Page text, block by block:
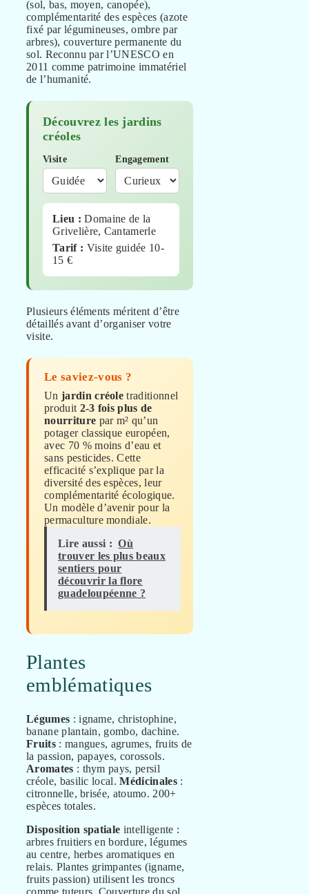
(sol, bas, moyen, canopée),
complémentarité des espèces (azote
fixé par légumineuses, ombre par
arbres), couverture permanente du
sol. Reconnu par l’UNESCO en
2011 comme patrimoine immatériel
de l’humanité.
Découvrez les jardins
créoles
Visite Engagement
Lieu : Domaine de la
Grivelière, Cantamerle
Tarif : Visite guidée 10-
15 €
Plusieurs éléments méritent d’être
détaillés avant d’organiser votre
visite.
Le saviez-vous ?
Un jardin créole traditionnel
produit 2-3 fois plus de
nourriture par m² qu’un
potager classique européen,
avec 70 % moins d’eau et
sans pesticides. Cette
efficacité s’explique par la
diversité des espèces, leur
complémentarité écologique.
Un modèle d’avenir pour la
permaculture mondiale.
Lire aussi : Où
trouver les plus beaux
sentiers pour
découvrir la flore
guadeloupéenne ?
Plantes
emblématiques
Légumes : igname, christophine,
banane plantain, gombo, dachine.
Fruits: mangues, agrumes, fruits de
la passion, papayes, corossols.
Aromates : thym pays, persil
créole, basilic local.Médicinales:
citronnelle, brisée, atoumo. 200+
espèces totales.
Disposition spatiale intelligente :
arbres fruitiers en bordure, légumes
au centre, herbes aromatiques en
relais. Plantes grimpantes (igname,
fruits passion) utilisent les troncs
comme tuteurs. Couverture du sol